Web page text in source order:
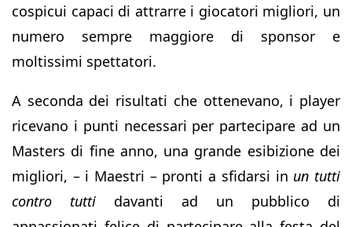
cospicui capaci di attrarre i giocatori migliori, un
numero sempre maggiore di sponsor e
moltissimi spettatori.
A seconda dei risultati che ottenevano, i player
ricevano i punti necessari per partecipare ad un
Masters di fine anno, una grande esibizione dei
migliori, – i Maestri – pronti a sfidarsi in un tutti
contro tutti davanti ad un pubblico di